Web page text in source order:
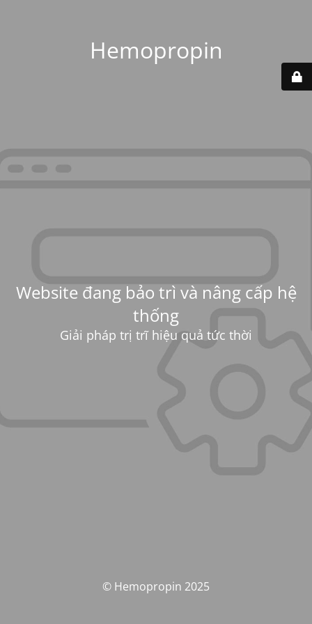
Hemopropin
Website đang bảo trì và nâng cấp hệ
thống
Giải pháp trị trĩ hiệu quả tức thời
© Hemopropin 2025